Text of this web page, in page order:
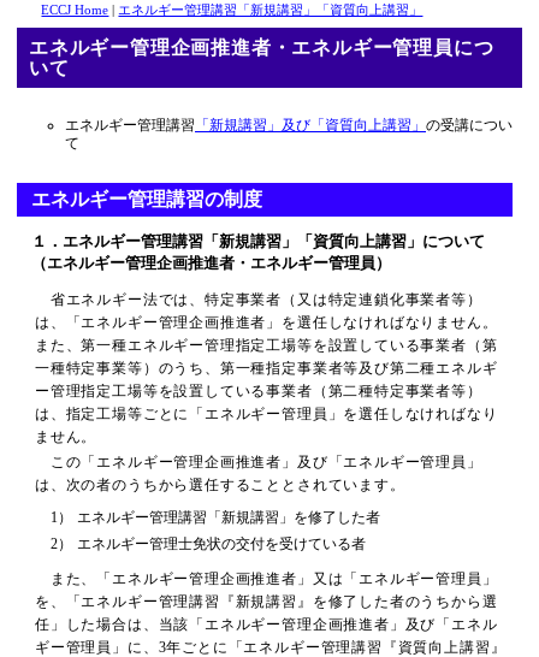
ECCJ Home | エネルギー管理講習「新規講習」「資質向上講習」
エネルギー管理企画推進者・エネルギー管理員につ
いて
エネルギー管理講習 「新規講習」及び「資質向上講習」 の受講につい
て
エネルギー管理講習の制度
１．エネルギー管理講習「新規講習」「資質向上講習」について
（エネルギー管理企画推進者・エネルギー管理員）
省エネルギー法では、特定事業者（又は特定連鎖化事業者等）
は、「エネルギー管理企画推進者」を選任しなければなりません。
また、第一種エネルギー管理指定工場等を設置している事業者（第
一種特定事業等）のうち、第一種指定事業者等及び第二種エネルギ
ー管理指定工場等を設置している事業者（第二種特定事業者等）
は、指定工場等ごとに「エネルギー管理員」を選任しなければなり
ません。
この「エネルギー管理企画推進者」及び「エネルギー管理員」
は、次の者のうちから選任することとされています。
1）
エネルギー管理講習「新規講習」を修了した者
2）
エネルギー管理士免状の交付を受けている者
また、「エネルギー管理企画推進者」又は「エネルギー管理員」
を、「エネルギー管理講習『新規講習』を修了した者のうちから選
任」した場合は、当該「エネルギー管理企画推進者」及び「エネル
ギー管理員」に、3年ごとに「エネルギー管理講習『資質向上講習』